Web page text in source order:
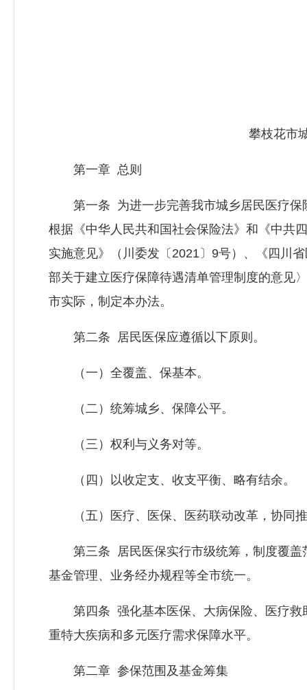
攀枝花市城
第一章 总则
第一条 为进一步完善我市城乡居民医疗保
根据《中华人民共和国社会保险法》和《中共
实施意见》（川委发〔2021〕9号）、《四川
部关于建立医疗保障待遇清单管理制度的意见
市实际，制定本办法。
第二条 居民医保应遵循以下原则。
（一）全覆盖、保基本。
（二）统筹城乡、保障公平。
（三）权利与义务对等。
（四）以收定支、收支平衡、略有结余。
（五）医疗、医保、医药联动改革，协同
第三条 居民医保实行市级统筹，制度覆盖
基金管理、业务经办规程等全市统一。
第四条 强化基本医保、大病保险、医疗救
重特大疾病和多元医疗需求保障水平。
第二章 参保范围及基金筹集